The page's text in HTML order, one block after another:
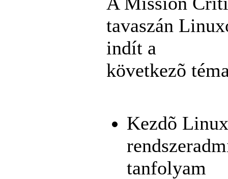
tavaszán
indít a
következõ
Kezdõ
tanfolyam